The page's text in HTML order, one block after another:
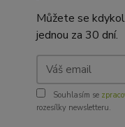
Můžete se
jednou za 30 dní.
Souhlasím se
rozesílky newsletteru.